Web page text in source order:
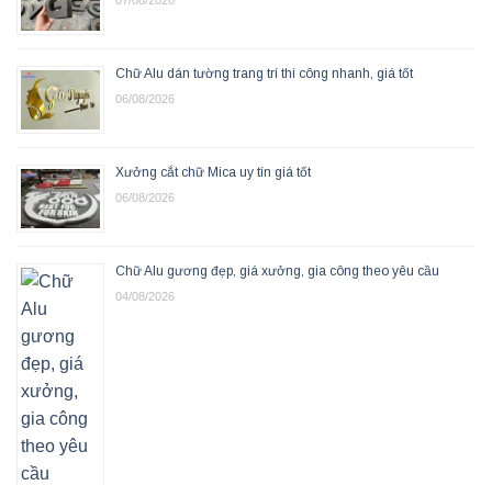
Chữ Alu dán tường trang trí thi công nhanh, giá tốt
06/08/2026
Xưởng cắt chữ Mica uy tín giá tốt
06/08/2026
Chữ Alu gương đẹp, giá xưởng, gia công theo yêu cầu
04/08/2026